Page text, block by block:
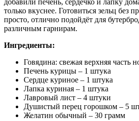
добавили печень, сердечко и лапку
только вкуснее. Готовиться зельц без
просто, отлично подойдёт для
различным гарнирам.
Ингредиенты:
Говядина: свежая верхняя часть
Печень курицы – 1 штука
Сердце куриное – 1 штука
Лапка куриная – 1 штука
Лавровый лист – 4 штуки
Душистый перец горошком – 5
Желатин обычный – 30 грамм